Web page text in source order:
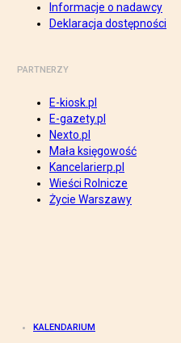
Informacje o nadawcy
Deklaracja dostępności
PARTNERZY
E-kiosk.pl
E-gazety.pl
Nexto.pl
Mała księgowość
Kancelarierp.pl
Wieści Rolnicze
Życie Warszawy
KALENDARIUM